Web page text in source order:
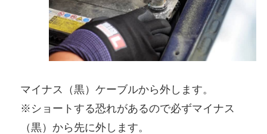
マイナス（黒）ケーブルから外します。
※ショートする恐れがあるので必ずマイナス
（黒）から先に外します。